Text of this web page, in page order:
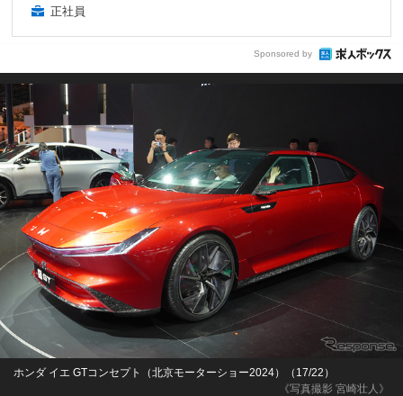
正社員
Sponsored by
《写真撮影 宮崎壮人》
ホンダ イエ GTコンセプト（北京モーターショー2024）（17/22）